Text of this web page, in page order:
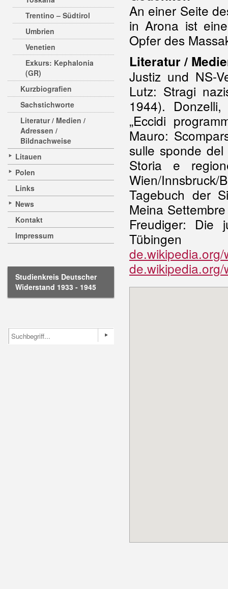
Trentino – Südtirol
Umbrien
Venetien
Exkurs: Kephalonia
(GR)
Kurzbiografien
Sachstichworte
Literatur / Medien /
Adressen /
Bildnachweise
Litauen
Polen
Links
News
Kontakt
Impressum
Studienkreis Deutscher
Widerstand 1933 - 1945
An einer Seite
in Arona ist
Opfer des
Literatur /
Justiz und NS-
Lutz: Stragi
1944).
„Eccidi
Mauro:
sulle sponde
Storia e
Wien/
Tagebuch der
Meina
Freudiger: Die